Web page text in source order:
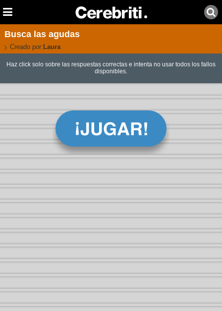
Busca las agudas
Creado por: Laura
Haz click solo sobre las respuestas correctas e intenta no usar todos los fallos
disponibles.